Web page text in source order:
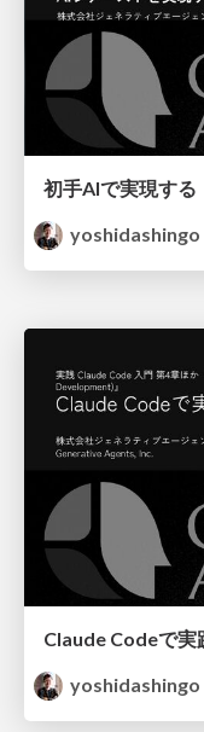
yoshidashingo
yoshidashingo